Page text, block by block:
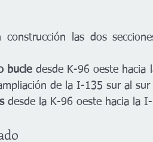
construcción las dos
bucle desde K-96 oeste hacia
de la I-135 sur al
desde la K-96 oeste hacia la